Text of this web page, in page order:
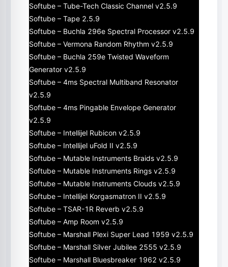
Softube – Tube-Tech Classic Channel v2.5.9
Softube – Tape 2.5.9
Softube – Buchla 296e Spectral Processor v2.5.9
Softube – Vermona Random Rhythm v2.5.9
Softube – Buchla 259e Twisted Waveform
Generator v2.5.9
Softube – 4ms Spectral Multiband Resonator
v2.5.9
Softube – 4ms Pingable Envelope Generator
v2.5.9
Softube – Intellijel Rubicon v2.5.9
Softube – Intellijel uFold II v2.5.9
Softube – Mutable Instruments Braids v2.5.9
Softube – Mutable Instruments Rings v2.5.9
Softube – Mutable Instruments Clouds v2.5.9
Softube – Intellijel Korgasmatron II v2.5.9
Softube – TSAR-1R Reverb v2.5.9
Softube – Amp Room v2.5.9
Softube – Marshall Plexi Super Lead 1959 v2.5.9
Softube – Marshall Silver Jubilee 2555 v2.5.9
Softube – Marshall Bluesbreaker 1962 v2.5.9